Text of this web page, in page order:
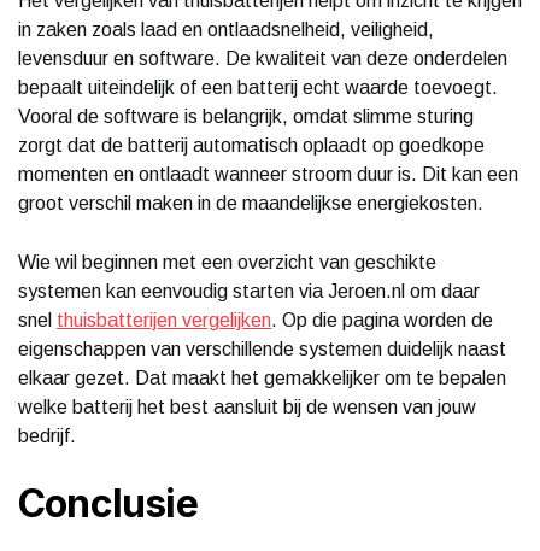
in zaken zoals laad en ontlaadsnelheid, veiligheid,
levensduur en software. De kwaliteit van deze onderdelen
bepaalt uiteindelijk of een batterij echt waarde toevoegt.
Vooral de software is belangrijk, omdat slimme sturing
zorgt dat de batterij automatisch oplaadt op goedkope
momenten en ontlaadt wanneer stroom duur is. Dit kan een
groot verschil maken in de maandelijkse energiekosten.
Wie wil beginnen met een overzicht van geschikte
systemen kan eenvoudig starten via Jeroen.nl om daar
snel thuisbatterijen vergelijken. Op die pagina worden de
eigenschappen van verschillende systemen duidelijk naast
elkaar gezet. Dat maakt het gemakkelijker om te bepalen
welke batterij het best aansluit bij de wensen van jouw
bedrijf.
Conclusie